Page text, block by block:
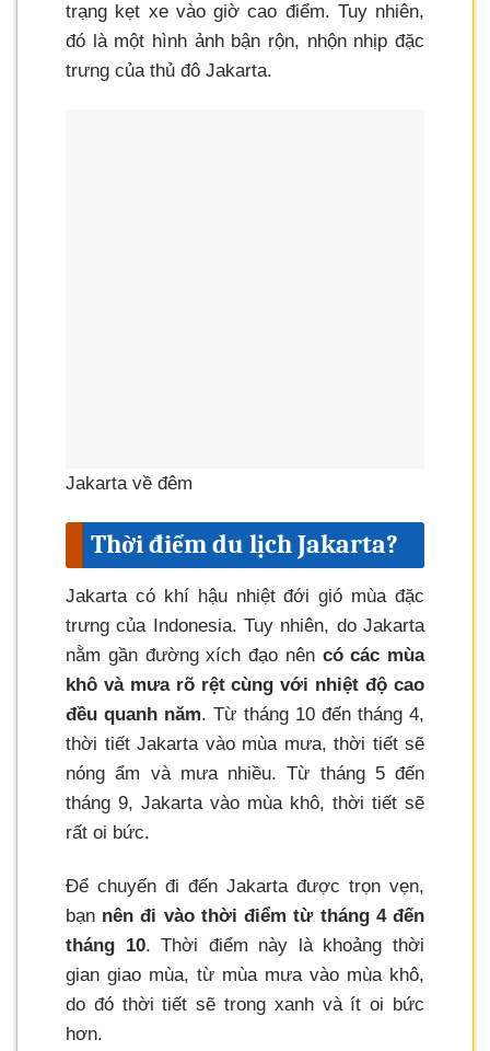
trạng kẹt xe vào giờ cao điểm. Tuy nhiên,
đó là một hình ảnh bận rộn, nhộn nhịp đặc
trưng của thủ đô Jakarta.
Jakarta về đêm
Thời điểm du lịch Jakarta?
Jakarta có khí hậu nhiệt đới gió mùa đặc
trưng của Indonesia. Tuy nhiên, do Jakarta
nằm gần đường xích đạo nên có các mùa
khô và mưa rõ rệt cùng với nhiệt độ cao
đều quanh năm. Từ tháng 10 đến tháng 4,
thời tiết Jakarta vào mùa mưa, thời tiết sẽ
nóng ẩm và mưa nhiều. Từ tháng 5 đến
tháng 9, Jakarta vào mùa khô, thời tiết sẽ
rất oi bức.
Để chuyến đi đến Jakarta được trọn vẹn,
bạn nên đi vào thời điểm từ tháng 4 đến
tháng 10. Thời điểm này là khoảng thời
gian giao mùa, từ mùa mưa vào mùa khô,
do đó thời tiết sẽ trong xanh và ít oi bức
hơn.